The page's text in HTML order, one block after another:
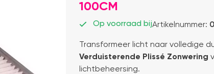
100CM
Op voorraad bijArtikelnummer:
Transformeer licht naar volledige
Verduisterende Plissé Zonwering
lichtbeheersing.